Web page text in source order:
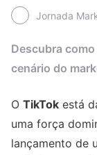
Jornada
Descubra
cenário do
O TikTok está
uma força
lançamento de